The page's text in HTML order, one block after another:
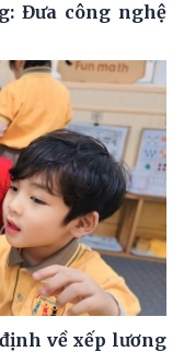
Đưa công nghệ
về xếp lương